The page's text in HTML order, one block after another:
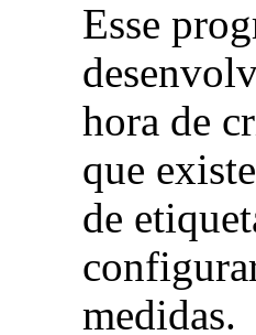
Esse
hora de
que
de
medidas.